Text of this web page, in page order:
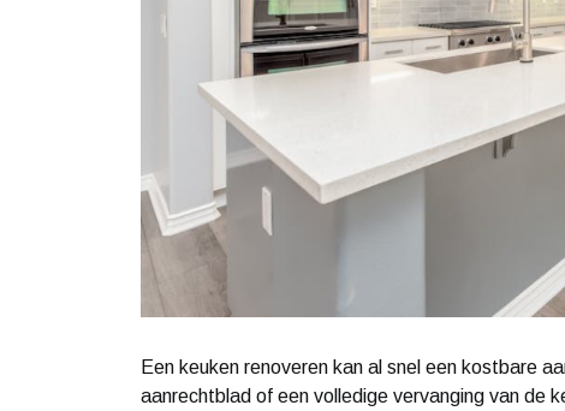
Een keuken renoveren kan al snel een kostbare
aanrechtblad of een volledige vervanging van de